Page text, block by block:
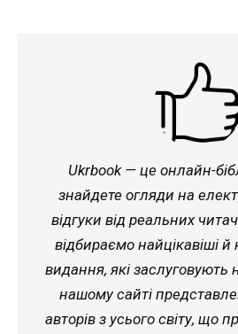
Ukrbook — це онлайн-
знайдете огляди на
відгуки від реальних
відбираємо найцікавіші й
видання, які заслуговують
нашому сайті
авторів з усього світу, що